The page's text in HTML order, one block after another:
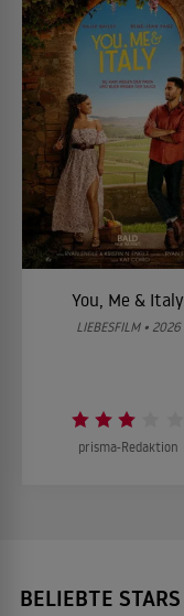
You, Me & Italy
LIEBESFILM • 2026
prisma-Redaktion
BELIEBTE STARS